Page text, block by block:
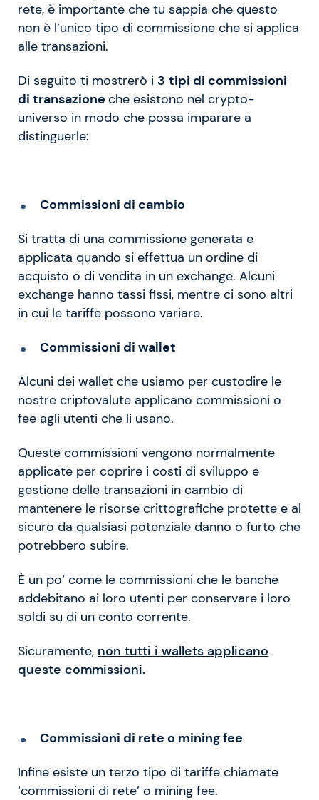
rete, è importante che tu sappia che questo
non è l’unico tipo di commissione che si applica
alle transazioni.
Di seguito ti mostrerò i 3 tipi di commissioni
di transazione che esistono nel crypto-
universo in modo che possa imparare a
distinguerle:
Commissioni di cambio
Si tratta di una commissione generata e
applicata quando si effettua un ordine di
acquisto o di vendita in un exchange. Alcuni
exchange hanno tassi fissi, mentre ci sono altri
in cui le tariffe possono variare.
Commissioni di wallet
Alcuni dei wallet che usiamo per custodire le
nostre criptovalute applicano commissioni o
fee agli utenti che li usano.
Queste commissioni vengono normalmente
applicate per coprire i costi di sviluppo e
gestione delle transazioni in cambio di
mantenere le risorse crittografiche protette e al
sicuro da qualsiasi potenziale danno o furto che
potrebbero subire.
È un po’ come le commissioni che le banche
addebitano ai loro utenti per conservare i loro
soldi su di un conto corrente.
Sicuramente, non tutti i wallets applicano
queste commissioni.
Commissioni di rete o mining fee
Infine esiste un terzo tipo di tariffe chiamate
‘commissioni di rete’ o mining fee.